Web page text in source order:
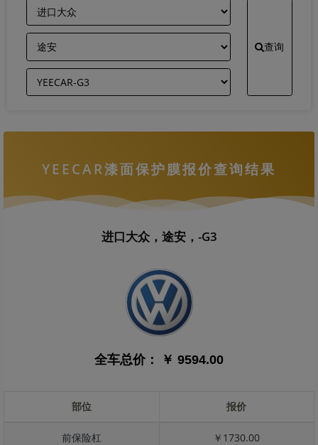
查询
YEECAR漆面保护膜报价查询结果
进口大众，途安，-G3
全车总价： ￥ 9594.00
部位 报价
前保险杠 ￥1730.00